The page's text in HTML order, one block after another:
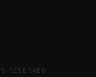
RESERVED